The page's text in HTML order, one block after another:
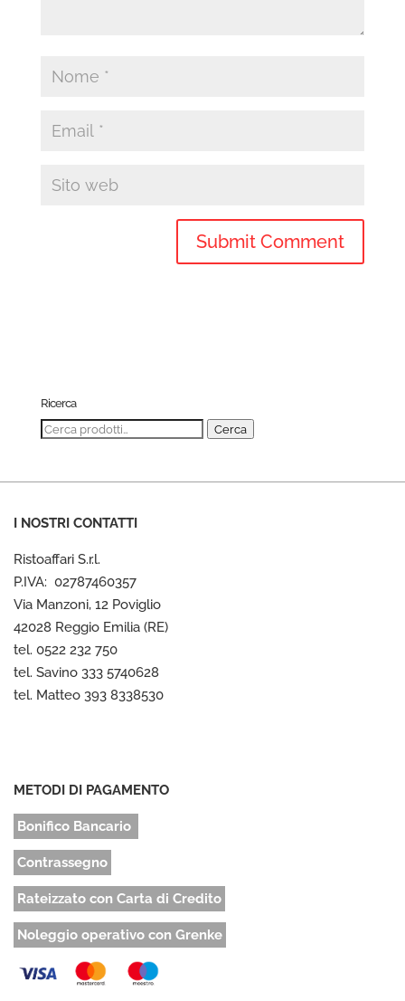
Ricerca
Cerca: Cerca
I NOSTRI CONTATTI
Ristoaffari S.r.l.
P.IVA: 02787460357
Via Manzoni, 12 Poviglio
42028 Reggio Emilia (RE)
tel. 0522 232 750
tel. Savino 333 5740628
tel. Matteo 393 8338530
METODI DI PAGAMENTO
Bonifico Bancario
Contrassegno
Rateizzato con Carta di Credito
Noleggio operativo con Grenke